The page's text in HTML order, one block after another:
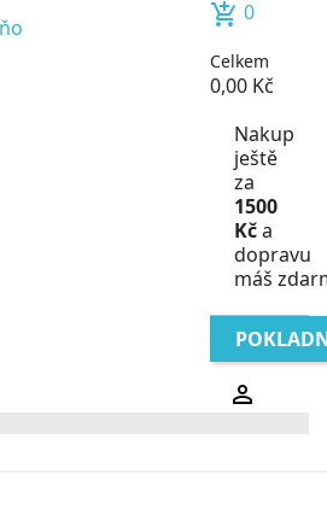
add_shopping_cart 0
Celkem
0,00 Kč
Nakup
ještě
za
1500
Kča
dopravu
máš
